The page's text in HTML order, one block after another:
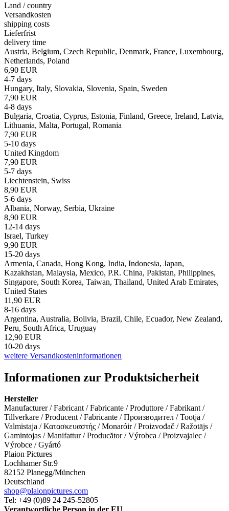
Land / country
Versandkosten
shipping costs
Lieferfrist
delivery time
Austria, Belgium, Czech Republic, Denmark, France, Luxembourg,
Netherlands, Poland
6,90 EUR
4-7 days
Hungary, Italy, Slovakia, Slovenia, Spain, Sweden
7,90 EUR
4-8 days
Bulgaria, Croatia, Cyprus, Estonia, Finland, Greece, Ireland, Latvia,
Lithuania, Malta, Portugal, Romania
7,90 EUR
5-10 days
United Kingdom
7,90 EUR
5-7 days
Liechtenstein, Swiss
8,90 EUR
5-6 days
Albania, Norway, Serbia, Ukraine
8,90 EUR
12-14 days
Israel, Turkey
9,90 EUR
15-20 days
Armenia, Canada, Hong Kong, India, Indonesia, Japan,
Kazakhstan, Malaysia, Mexico, P.R. China, Pakistan, Philippines,
Singapore, South Korea, Taiwan, Thailand, United Arab Emirates,
United States
11,90 EUR
8-16 days
Argentina, Australia, Bolivia, Brazil, Chile, Ecuador, New Zealand,
Peru, South Africa, Uruguay
12,90 EUR
10-20 days
weitere Versandkosteninformationen
Informationen zur Produktsicherheit
Hersteller
Manufacturer / Fabricant / Fabricante / Produttore / Fabrikant /
Tillverkare / Producent / Fabricante / Производител / Tootja /
Valmistaja / Κατασκευαστής / Monaróir / Proizvođač / Ražotājs /
Gamintojas / Manifattur / Producător / Výrobca / Proizvajalec /
Výrobce / Gyártó
Plaion Pictures
Lochhamer Str.9
82152 Planegg/München
Deutschland
shop@plaionpictures.com
Tel: +49 (0)89 24 245-52805